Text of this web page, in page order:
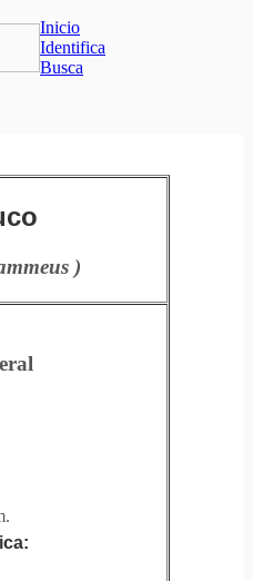
Inicio
Identifica
Busca
)